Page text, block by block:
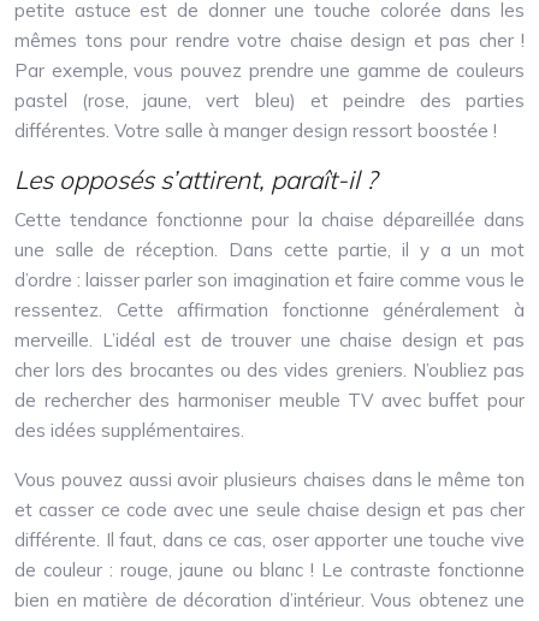
petite astuce est de donner une touche colorée dans les
mêmes tons pour rendre votre chaise design et pas cher !
Par exemple, vous pouvez prendre une gamme de couleurs
pastel (rose, jaune, vert bleu) et peindre des parties
différentes. Votre salle à manger design ressort boostée !
Les opposés s’attirent, paraît-il ?
Cette tendance fonctionne pour la chaise dépareillée dans
une salle de réception. Dans cette partie, il y a un mot
d’ordre : laisser parler son imagination et faire comme vous le
ressentez. Cette affirmation fonctionne généralement à
merveille. L’idéal est de trouver une chaise design et pas
cher lors des brocantes ou des vides greniers. N’oubliez pas
de rechercher des harmoniser meuble TV avec buffet pour
des idées supplémentaires.
Vous pouvez aussi avoir plusieurs chaises dans le même ton
et casser ce code avec une seule chaise design et pas cher
différente. Il faut, dans ce cas, oser apporter une touche vive
de couleur : rouge, jaune ou blanc ! Le contraste fonctionne
bien en matière de décoration d’intérieur. Vous obtenez une